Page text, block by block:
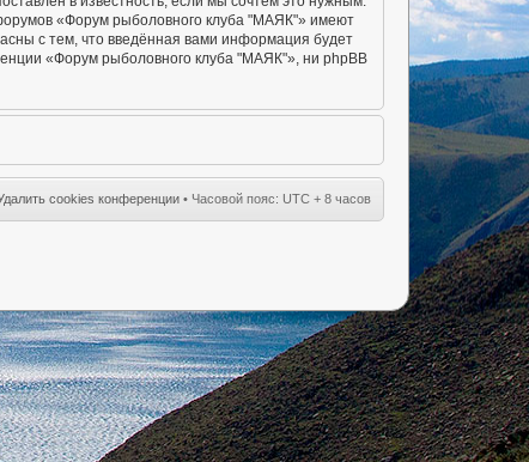
«Форум рыболовного клуба "МАЯК"» имеют
с тем, что введённая вами информация будет
«Форум рыболовного клуба "МАЯК"», ни phpBB
cookies конференции • Часовой пояс: UTC + 8 часов